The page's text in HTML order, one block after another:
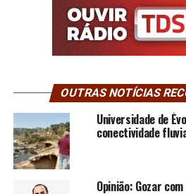
OUTRAS NOTÍCIAS
Universidade de
conectividade
Opinião: Gozar